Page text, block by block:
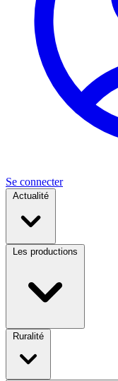
Se connecter
Actualité
Les productions
Ruralité